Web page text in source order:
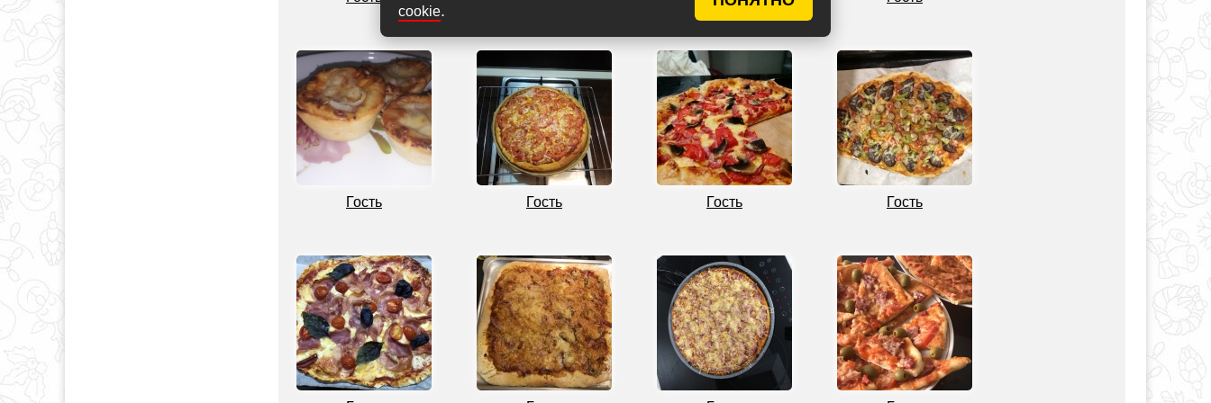
cookie.
Гость Гость Гость Гость